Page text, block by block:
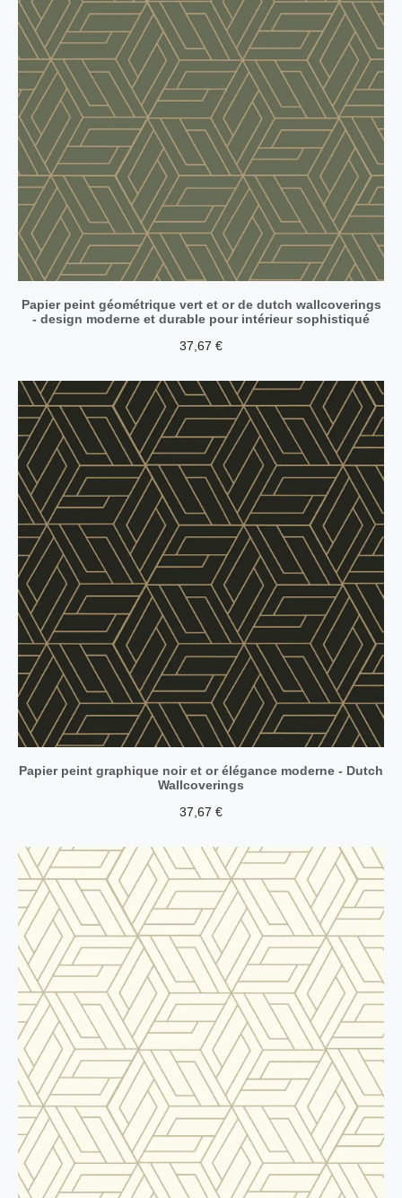
Papier peint géométrique vert et or de dutch wallcoverings
- design moderne et durable pour intérieur sophistiqué
37,67 €
Papier peint graphique noir et or élégance moderne - Dutch
Wallcoverings
37,67 €